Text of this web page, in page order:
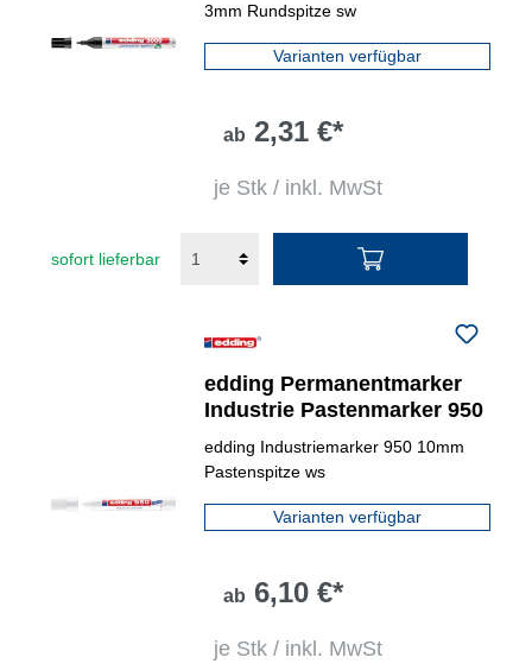
3mm Rundspitze sw
Varianten verfügbar
ab 2,31 €*
je Stk / inkl. MwSt
sofort lieferbar
edding Permanentmarker
Industrie Pastenmarker 950
edding Industriemarker 950 10mm
Pastenspitze ws
Varianten verfügbar
ab 6,10 €*
je Stk / inkl. MwSt